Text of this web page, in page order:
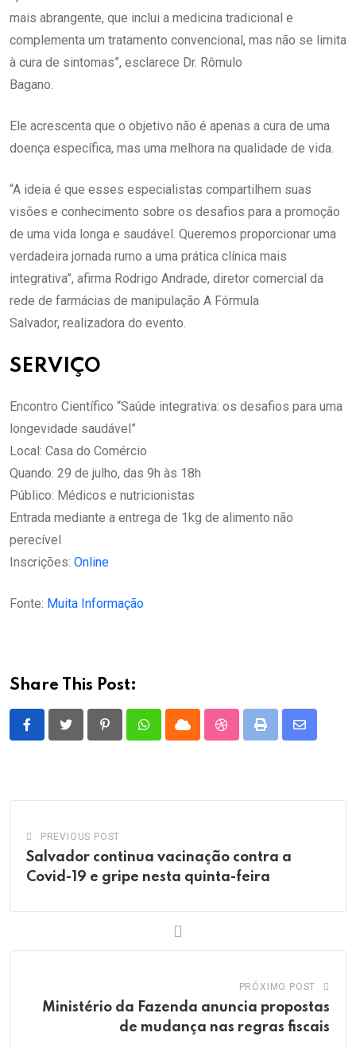
mais abrangente, que inclui a medicina tradicional e
complementa um tratamento convencional, mas não se limita
à cura de sintomas”, esclarece Dr. Rômulo
Bagano.
Ele acrescenta que o objetivo não é apenas a cura de uma
doença específica, mas uma melhora na qualidade de vida.
“A ideia é que esses especialistas compartilhem suas
visões e conhecimento sobre os desafios para a promoção
de uma vida longa e saudável. Queremos proporcionar uma
verdadeira jornada rumo a uma prática clínica mais
integrativa”, afirma Rodrigo Andrade, diretor comercial da
rede de farmácias de manipulação A Fórmula
Salvador, realizadora do evento.
SERVIÇO
Encontro Científico “Saúde integrativa: os desafios para uma
longevidade saudável”
Local: Casa do Comércio
Quando: 29 de julho, das 9h às 18h
Público: Médicos e nutricionistas
Entrada mediante a entrega de 1kg de alimento não
perecível
Inscrições: Online
Fonte: Muita Informação
Share This Post:
PinterestWhatsappCloud StumbleUpon
Print
Share
PREVIOUS POST
Salvador continua vacinação contra a
Covid-19 e gripe nesta quinta-feira
PRÓXIMO POST
Ministério da Fazenda anuncia propostas
de mudança nas regras fiscais